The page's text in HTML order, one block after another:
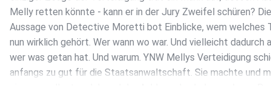
Melly retten könnte - kann er in der Jury Zweifel schüren? Die
Aussage von Detective Moretti bot Einblicke, wem welches
nun wirklich gehört. Wer wann wo war. Und vielleicht dadurch
wer was getan hat. Und warum. YNW Mellys Verteidigung
anfangs zu gut für die Staatsanwaltschaft. Sie machte und